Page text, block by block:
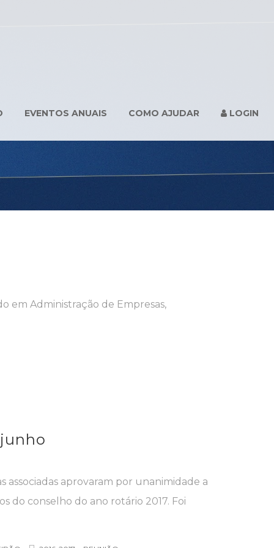
EVENTOS ANUAIS COMO AJUDAR LOGIN
em Administração de Empresas,
associadas aprovaram por unanimidade a
do conselho do ano rotário 2017. Foi